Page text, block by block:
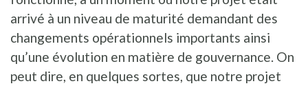
arrivé à un niveau de maturité demandant des
changements opérationnels importants ainsi
qu’une évolution en matière de gouvernance. On
peut dire, en quelques sortes, que notre projet